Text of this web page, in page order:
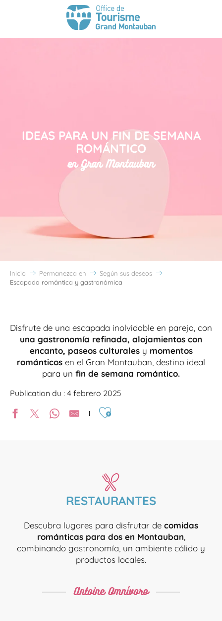
IDEAS PARA UN FIN DE SEMANA
ROMÁNTICO
en Gran Montauban
Inicio Permanezca en
Según sus deseos
Escapada romántica y gastronómica
Disfrute de una escapada inolvidable en pareja, con
una gastronomía refinada, alojamientos con
encanto, paseos culturalesy momentos
románticos en el Gran Montauban, destino ideal
para un fin de semana romántico.
Publication du : 4 febrero 2025
Ajouter aux favoris
RESTAURANTES
Descubra lugares para disfrutar de comidas
románticas para dos en Montauban
combinando gastronomía, un ambiente cálido y
productos locales.
Antoine Omnívoro